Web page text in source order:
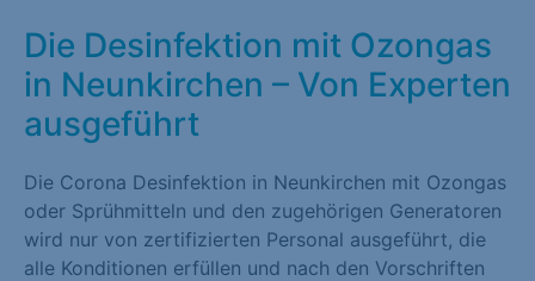
Die Desinfektion mit Ozongas
in Neunkirchen – Von Experten
ausgeführt
Die Corona Desinfektion in Neunkirchen mit Ozongas
oder Sprühmitteln und den zugehörigen Generatoren
wird nur von zertifizierten Personal ausgeführt, die
alle Konditionen erfüllen und nach den Vorschriften